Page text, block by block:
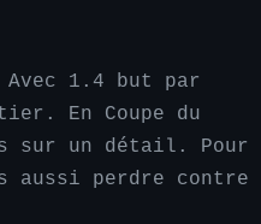
1.4 but par
En Coupe du
sur un détail. Pour
aussi perdre contre